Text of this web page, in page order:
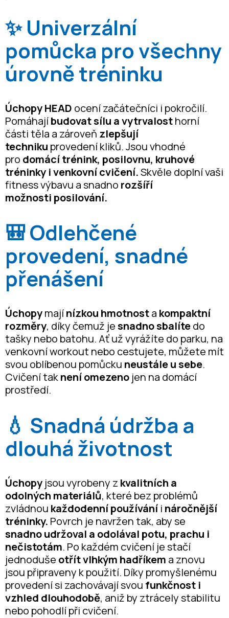
✨ Univerzální
pomůcka pro všechny
úrovně tréninku
Úchopy HEAD ocení začátečníci i pokročilí.
Pomáhajíbudovat sílu a vytrvalosthorní
části těla a zároveň zlepšují
techniku provedení kliků. Jsou vhodné
pro domácí trénink, posilovnu, kruhové
tréninky i venkovní cvičení.Skvěle doplní vaši
fitness výbavu a snadno rozšíří
možnosti posilování.
🎒 Odlehčené
provedení, snadné
přenášení
Úchopymajínízkou hmotnosta kompaktní
rozměry, díky čemuž jesnadno sbalítedo
tašky nebo batohu. Ať už vyrážíte do parku, na
venkovní workout nebo cestujete, můžete mít
svou oblíbenou pomůcku neustále u sebe.
Cvičení taknení omezeno jen na domácí
prostředí.
💧 Snadná údržba a
dlouhá životnost
Úchopy jsou vyrobeny z kvalitních a
odolných materiálů, které bez problémů
zvládnou každodenní používání i náročnější
tréninky. Povrch je navržen tak, aby se
snadno udržoval a odolával potu, prachu i
nečistotám. Po každém cvičení je stačí
jednoduše otřít vlhkým hadříkem a znovu
jsou připraveny k použití. Díky promyšlenému
provedení si zachovávají svou funkčnost i
vzhled dlouhodobě, aniž by ztrácely stabilitu
nebo pohodlí při cvičení.